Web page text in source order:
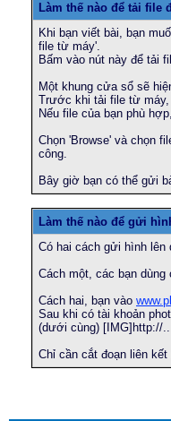
Làm thế nào để tải file
Khi bạn viết bài, bạn
file từ máy'.
Bấm vào nút này để tải
Một khung cửa sổ sẽ
Trước khi tải file từ máy,
Nếu file của bạn phù
Chọn 'Browse' và chọn
công.
Bây giờ bạn có thể gửi
Làm thế nào để gửi
Có hai cách gửi hình lên
Cách một, các bạn
Cách hai, bạn vào
Sau khi có tài khoản
(dưới cùng) [IMG]http://
Chỉ cần cắt đoạn liên